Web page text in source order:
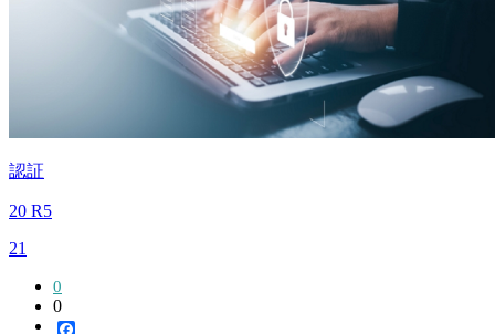
認証
20 R5
21
0
0